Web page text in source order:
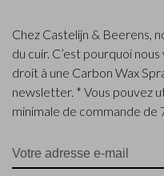
Chez Castelijn & Beerens,
du cuir. C’est pourquoi
droit à une Carbon Wax
newsletter. * Vous pouvez
minimale de commande de